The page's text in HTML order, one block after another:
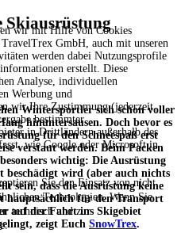
wir mit Hilfe von Cookies
GmbH, auch mit unseren
werden dabei Nutzungsprofile
erstellt. Diese
Analyse, individuellen
Werbung und
wir Ihre Zustimmung (jederzeit
bestimmter
in Drittländern außerhalb des
wie Google oder Microsoft in
Sie den Einsatz von nicht
Technologien. Wenn Sie
technisch und zur
Skiausrüstung
Wintersportler sich schon voller
hinuntersausen. Doch bevor es
für den Schneespaß erst
verstaut werden. Beim Packen
wichtig: Die Ausrüstung
beschädigt wird (aber auch nichts
sein, dass die Ausrüstung keine
hauptsächlich für den Transport
auf der Fahrt ins Skigebiet
zeigt Euch SnowTrex.